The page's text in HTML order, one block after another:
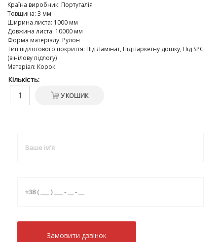
Країна виробник: Португалія
Товщина: 3 мм
Ширина листа: 1000 мм
Довжина листа: 10000 мм
Форма матеріалу: Рулон
Тип підлогового покриття: Під Ламiнат, Під паркетну дошку, Під SPC
(вінілову підлогу)
Матеріал: Корок
Кількість:
У КОШИК
Замовити дзвiнок